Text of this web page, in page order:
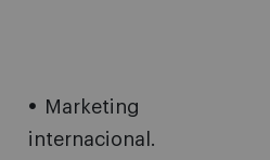
Marketing
internacional.